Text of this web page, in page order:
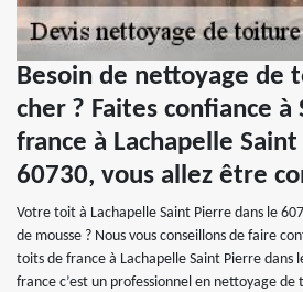
Besoin de nettoyage de
cher ? Faites confiance
france à Lachapelle
60730, vous allez être
Votre toit à Lachapelle Saint Pierre dans le
de mousse ? Nous vous conseillons de faire
toits de france à Lachapelle Saint Pierre dans
france c’est un professionnel en nettoyage